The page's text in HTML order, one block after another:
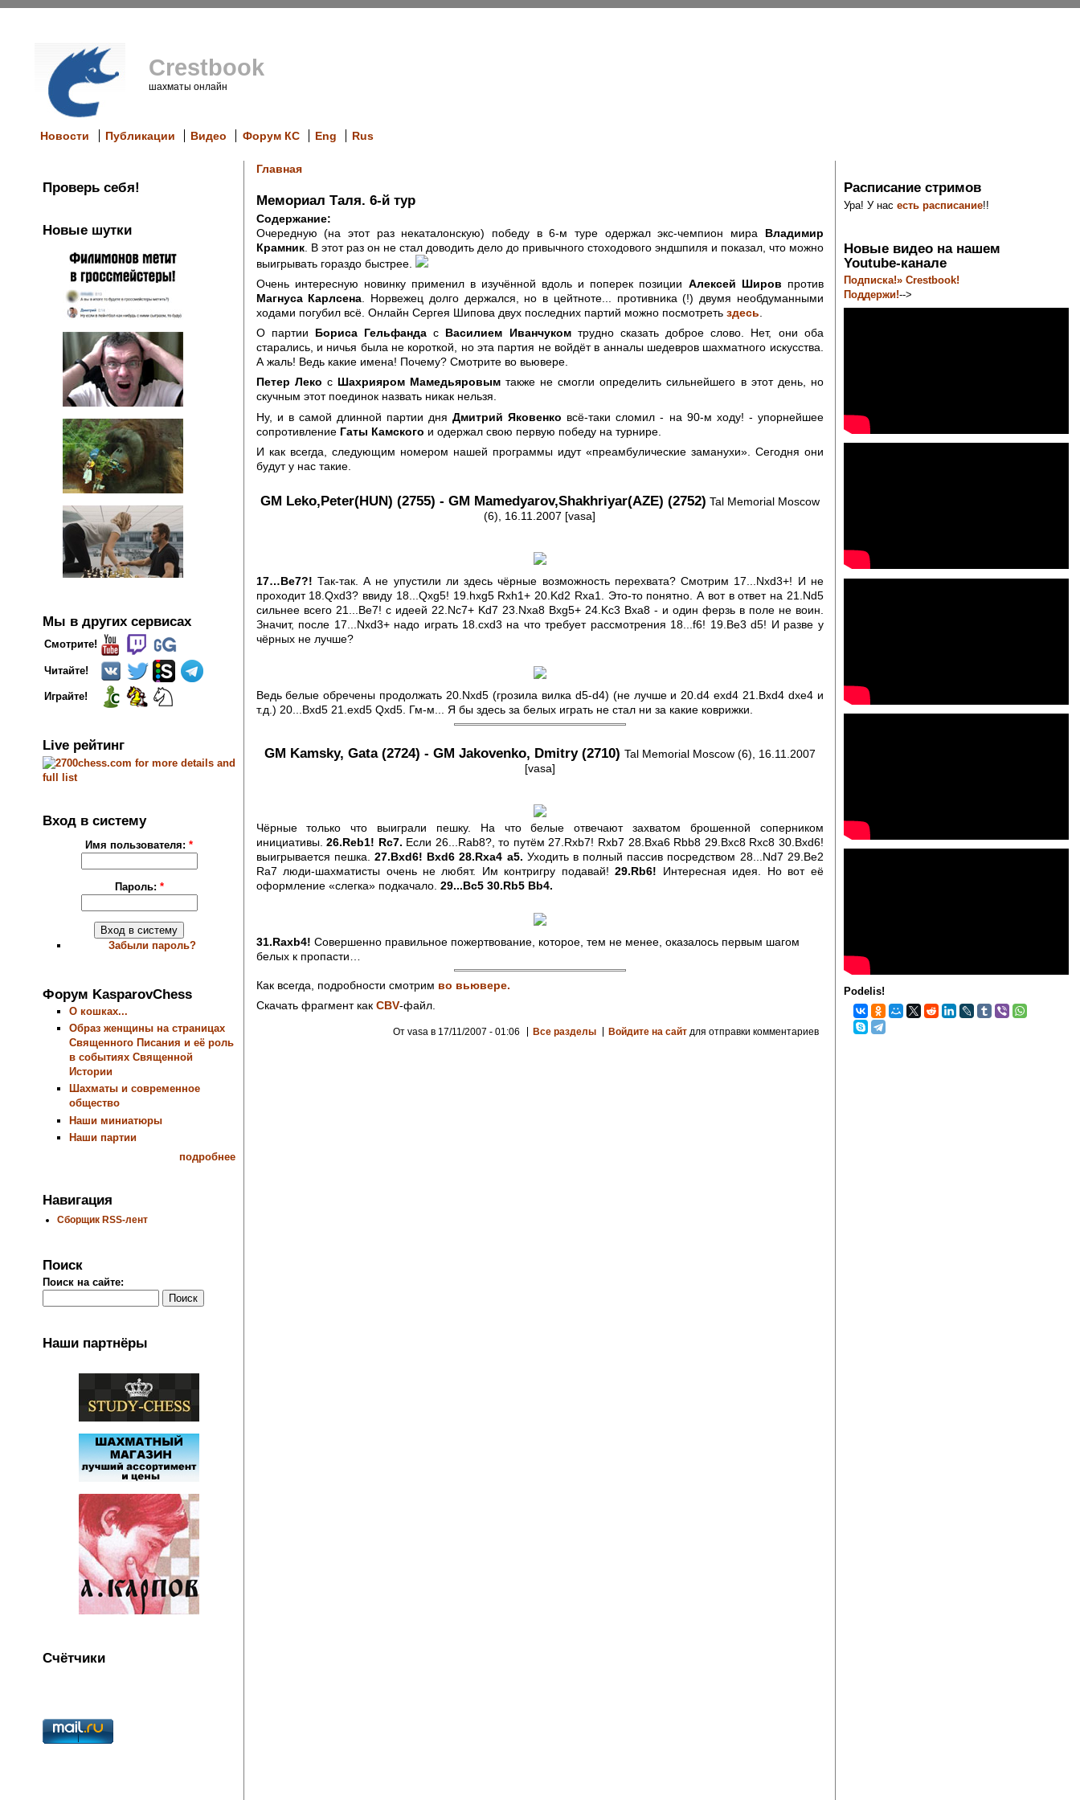
Crestbook
шахматы онлайн
Новости Публикации Видео Форум КС Eng Rus
Проверь себя!
Новые шутки
Мы в других сервисах
Смотрите!
Читайте!
Играйте!
Live рейтинг
Вход в систему
Имя пользователя:*
Пароль: *
Забыли пароль?
Форум KasparovChess
О кошках...
Образ женщины на страницах
Священного Писания и её роль
в событиях Священной
Истории
Шахматы и современное
общество
Наши миниатюры
Наши партии
подробнее
Навигация
Сборщик RSS-лент
Поиск
Поиск на сайте:
Наши партнёры
Счётчики
Главная
Мемориал Таля. 6-й тур
Содержание:
Очередную (на этот раз некаталонскую) победу в 6-м туре одержал экс-чемпион мира Владимир
Крамник. В этот раз он не стал доводить дело до привычного стоходового эндшпиля и показал, что можно
выигрывать гораздо быстрее.
Очень интересную новинку применил в изучённой вдоль и поперек позиции Алексей Широв против
Магнуса Карлсена . Норвежец долго держался, но в цейтноте... противника (!) двумя необдуманными
ходами погубил всё. Онлайн Сергея Шипова двух последних партий можно посмотреть здесь
О партии Бориса Гельфанда с Василием Иванчукомтрудно сказать доброе слово. Нет, они оба
старались, и ничья была не короткой, но эта партия не войдёт в анналы шедевров шахматного искусства.
А жаль! Ведь какие имена! Почему? Смотрите во вьювере.
Петер Леко с Шахрияром Мамедьяровымтакже не смогли определить сильнейшего в этот день, но
скучным этот поединок назвать никак нельзя.
Ну, и в самой длинной партии дняДмитрий Яковенко всё-таки сломил - на 90-м ходу! - упорнейшее
сопротивление Гаты Камского и одержал свою первую победу на турнире.
И как всегда, следующим номером нашей программы идут «преамбулические заманухи». Сегодня они
будут у нас такие.
GM Leko,Peter(HUN) (2755) - GM Mamedyarov,Shakhriyar(AZE) (2752) Tal Memorial Moscow
(6), 16.11.2007 [vasa]
17…Be7?! Так-так. А не упустили ли здесь чёрные возможность перехвата? Смотрим 17...Nxd3+! И не
проходит 18.Qxd3? ввиду 18...Qxg5! 19.hxg5 Rxh1+ 20.Kd2 Rxa1. Это-то понятно. А вот в ответ на 21.Nd5
сильнее всего 21...Be7! с идеей 22.Nc7+ Kd7 23.Nxa8 Bxg5+ 24.Kc3 Bxa8 - и один ферзь в поле не воин.
Значит, после 17...Nxd3+ надо играть 18.cxd3 на что требует рассмотрения 18...f6! 19.Be3 d5! И разве у
чёрных не лучше?
Ведь белые обречены продолжать 20.Nxd5 (грозила вилка d5-d4) (не лучше и 20.d4 exd4 21.Bxd4 dxe4 и
т.д.) 20...Bxd5 21.exd5 Qxd5. Гм-м... Я бы здесь за белых играть не стал ни за какие коврижки.
GM Kamsky, Gata (2724) - GM Jakovenko, Dmitry (2710) Tal Memorial Moscow (6), 16.11.2007
[vasa]
Чёрные только что выиграли пешку. На что белые отвечают захватом брошенной соперником
инициативы.26.Reb1! Rc7. Если 26...Rab8?, то путём 27.Rxb7! Rxb7 28.Bxa6 Rbb8 29.Bxc8 Rxc8 30.Bxd6!
выигрывается пешка. 27.Bxd6! Bxd6 28.Rxa4 a5. Уходить в полный пассив посредством 28...Nd7 29.Be2
Ra7 люди-шахматисты очень не любят. Им контригру подавай!29.Rb6! Интересная идея. Но вот её
оформление «слегка» подкачало. 29...Bc5 30.Rb5 Bb4.
31.Raxb4! Совершенно правильное пожертвование, которое, тем не менее, оказалось первым шагом
белых к пропасти…
Как всегда, подробности смотрим во вьювере.
Скачать фрагмент как CBV-файл.
От vasa в 17/11/2007 - 01:06 Все разделы Войдите на сайт для отправки комментариев
Расписание стримов
Ура! У насесть расписание!!
Новые видео на нашем
Youtube-канале
Подписка!» Crestbook!
Поддержи!-->
Podelis!